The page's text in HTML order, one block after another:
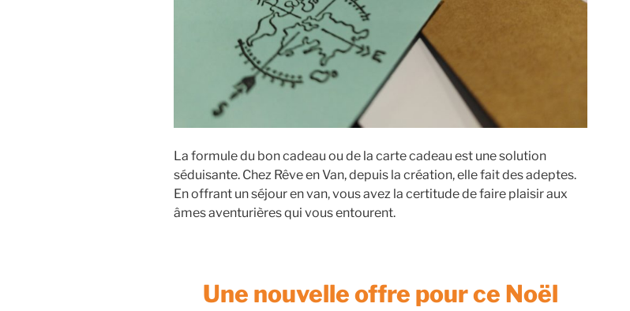
La formule du bon cadeau ou de la carte cadeau est une solution
séduisante. Chez Rêve en Van, depuis la création, elle fait des adeptes.
En offrant un séjour en van, vous avez la certitude de faire plaisir aux
âmes aventurières qui vous entourent.
Une nouvelle offre pour ce Noël